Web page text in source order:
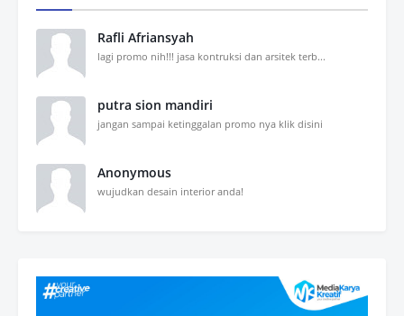
Rafli Afriansyah
lagi promo nih!!! jasa kontruksi dan arsitek terb...
putra sion mandiri
jangan sampai ketinggalan promo nya klik disini
Anonymous
wujudkan desain interior anda!